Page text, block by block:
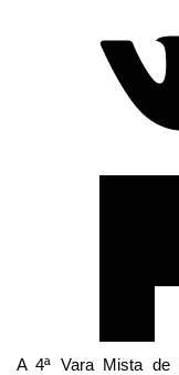
A 4ª Vara Mista de